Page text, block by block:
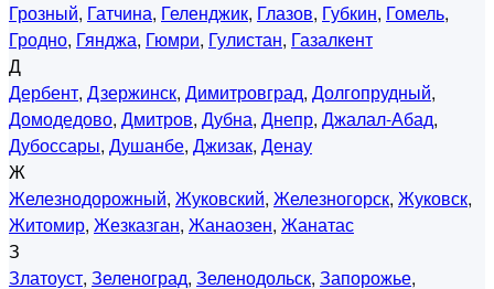
Грозный, Гатчина, Геленджик, Глазов, Губкин, Гомель,
Гродно, Гянджа, Гюмри, Гулистан, Газалкент
Д
Дербент, Дзержинск, Димитровград, Долгопрудный,
Домодедово, Дмитров, Дубна, Днепр, Джалал-Абад,
Дубоссары, Душанбе, Джизак, Денау
Ж
Железнодорожный, Жуковский, Железногорск, Жуковск,
Житомир, Жезказган, Жанаозен, Жанатас
З
Златоуст, Зеленоград, Зеленодольск, Запорожье,